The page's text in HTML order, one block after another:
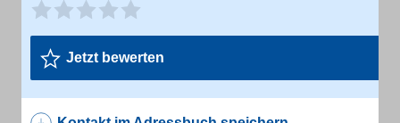
Jetzt bewerten